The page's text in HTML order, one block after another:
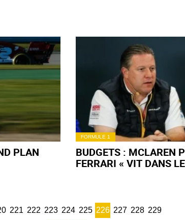
PLAN
FORMULE 1
BUDGETS : MCLAREN
FERRARI « VIT DANS
221 222 223 224 225 226 227 228 229